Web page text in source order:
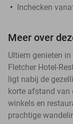
Inchecken
Meer over
Ultiem genieten
Fletcher Hotel-
ligt nabij de
korte afstand van
winkels en
prachtige